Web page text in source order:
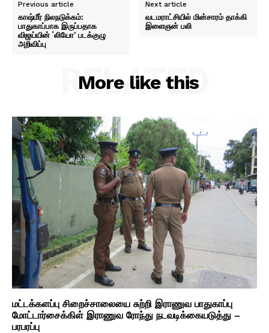
Previous article
காஷ்மீர் நிலநடுக்கம்:
பாதுகாப்பாக இருப்பதாக
விஜய்யின் ‘லியோ’ படக்குழு
அறிவிப்பு
Next article
வடமராட்சியில் மின்சாரம் தாக்கி
இளைஞன் பலி
More like this
RELATED
மட்டக்களப்பு சிறைச்சாலையை சுற்றி இராணுவ பாதுகாப்பு
மோட்டார்சைக்கிள் இராணுவ ரோந்து நடவடிக்கையடுத்து –
பரபரப்பு